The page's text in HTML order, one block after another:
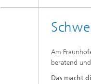
Am
beratend
Das macht